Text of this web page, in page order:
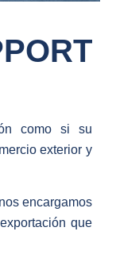
como si su
exterior y
encargamos
que